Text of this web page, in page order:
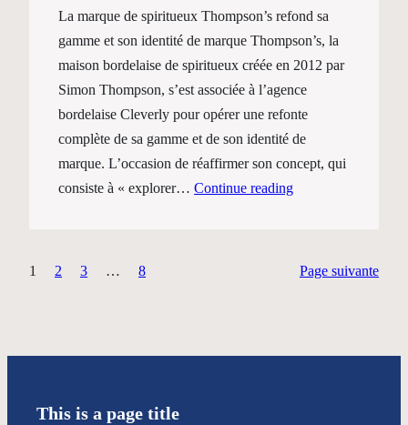
La marque de spiritueux Thompson’s refond sa
gamme et son identité de marque Thompson’s, la
maison bordelaise de spiritueux créée en 2012 par
Simon Thompson, s’est associée à l’agence
bordelaise Cleverly pour opérer une refonte
complète de sa gamme et de son identité de
marque. L’occasion de réaffirmer son concept, qui
consiste à « explorer… Continue reading
1 2 3 … 8 Page suivante
This is a page title